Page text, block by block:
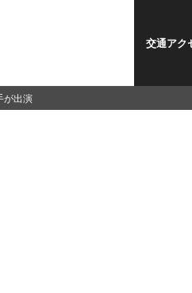
交通アク
が出演